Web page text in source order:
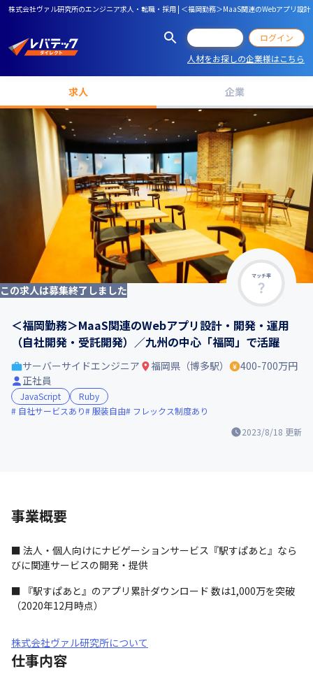
株式会社ヴァル研究所のエンジニア求人・転職・採用 | ＜福岡勤務＞MaaS関連のWebアプリ設
ログイン
人材をお探しの企業様はこちら
求人 企業
マッチ率
この求人は募集終了しました
＜福岡勤務＞MaaS関連のWebアプリ設計・開発・運用
（自社開発・受託開発）／九州の中心「福岡」で活躍
2023/8/18 更新
サーバーサイドエンジニア 福岡県（博多駅）
400-700万円
正社員
JavaScript
Ruby
自社サービスあり
服装自由 フレックス制度あり
事業概要
■ 法人・個人向けにナビゲーションサービス『駅すぱあと』なら
びに関連サービスの開発・提供
■ 『駅すぱあと』のアプリ累計ダウンロード 数は1,000万を突破
（2020年12月時点）
株式会社ヴァル研究所について
仕事内容